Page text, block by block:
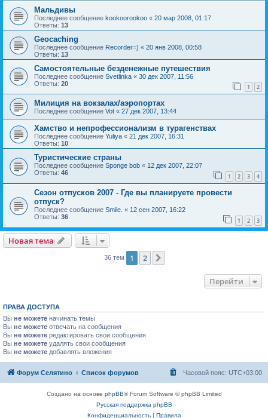
Мальдивы
Последнее сообщение kookoorookoo « 20 мар 2008, 01:17
Ответы: 13
Geocaching
Последнее сообщение Recorder=) « 20 янв 2008, 00:58
Ответы: 13
Самостоятельные безденежные путешествия
Последнее сообщение Svetlinka « 30 дек 2007, 11:56
Ответы: 20 1 2
Милиция на вокзалах/аэропортах
Последнее сообщение Vot « 27 дек 2007, 13:44
Хамство и непрофессионализм в турагенствах
Последнее сообщение Yuliya « 21 дек 2007, 16:31
Ответы: 10
Туристические страны
Последнее сообщение Sponge bob « 12 дек 2007, 22:07
Ответы: 46 1 2 3 4
Сезон отпусков 2007 - Где вы планируете провести
отпуск?
Последнее сообщение Smile. « 12 сен 2007, 16:22
Ответы: 36 1 2 3
Новая тема
36 тем 1 2
Перейти
ПРАВА ДОСТУПА
Вы не можете начинать темы
Вы не можете отвечать на сообщения
Вы не можете редактировать свои сообщения
Вы не можете удалять свои сообщения
Вы не можете добавлять вложения
Форум Селятино Список форумов Часовой пояс: UTC+03:00
Создано на основе phpBB® Forum Software © phpBB Limited
Русская поддержка phpBB
Конфиденциальность| Правила